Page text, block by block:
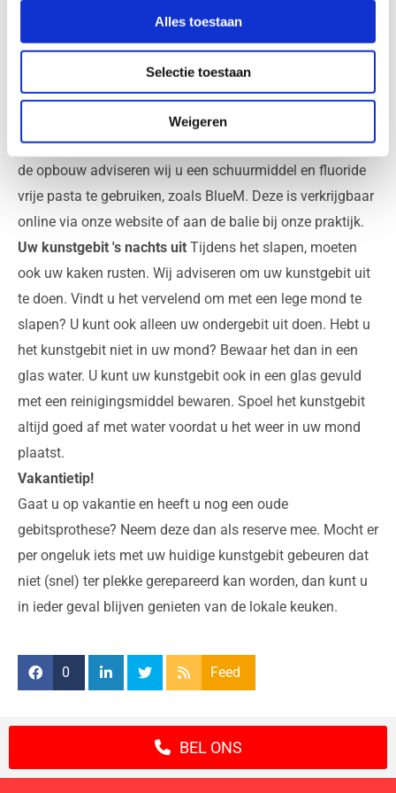
Alles toestaan
Selectie toestaan
Weigeren
slijmvlies waar het gebit op rust moet schoongemaakt
worden.
Verzorgen en reinigen van implantaten
Een goede mondhygiëne is van het allergrootste belang,
zowel voor als na het plaatsen van implantaten. Voor het
dagelijks reinigen en desinfecteren van de implantaten en
de opbouw adviseren wij u een schuurmiddel en fluoride
vrije pasta te gebruiken, zoals BlueM. Deze is verkrijgbaar
online via onze website of aan de balie bij onze praktijk.
Uw kunstgebit 's nachts uit Tijdens het slapen, moeten
ook uw kaken rusten. Wij adviseren om uw kunstgebit uit
te doen. Vindt u het vervelend om met een lege mond te
slapen? U kunt ook alleen uw ondergebit uit doen. Hebt u
het kunstgebit niet in uw mond? Bewaar het dan in een
glas water. U kunt uw kunstgebit ook in een glas gevuld
met een reinigingsmiddel bewaren. Spoel het kunstgebit
altijd goed af met water voordat u het weer in uw mond
plaatst.
Vakantietip!
Gaat u op vakantie en heeft u nog een oude
gebitsprothese? Neem deze dan als reserve mee. Mocht er
per ongeluk iets met uw huidige kunstgebit gebeuren dat
niet (snel) ter plekke gerepareerd kan worden, dan kunt u
in ieder geval blijven genieten van de lokale keuken.
0 Feed
BEL ONS